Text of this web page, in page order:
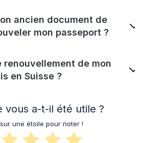
ancien document de
mon passeport ?
renouvellement de mon
en Suisse ?
vous a-t-il été utile ?
une étoile pour noter !